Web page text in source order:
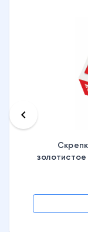
keyboard_arrow_left